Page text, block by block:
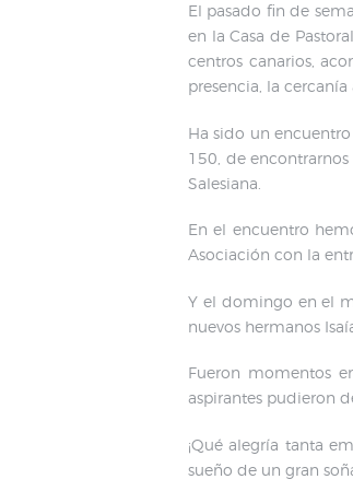
El pasado fin de
en la Casa de
centros canarios,
presencia, la
Ha sido un
150, de
Salesiana.
En el encuentro
Asociación con la
Y el domingo en el
nuevos hermanos
Fueron momentos
aspirantes pudieron
¡Qué alegría tanta
sueño de un gran